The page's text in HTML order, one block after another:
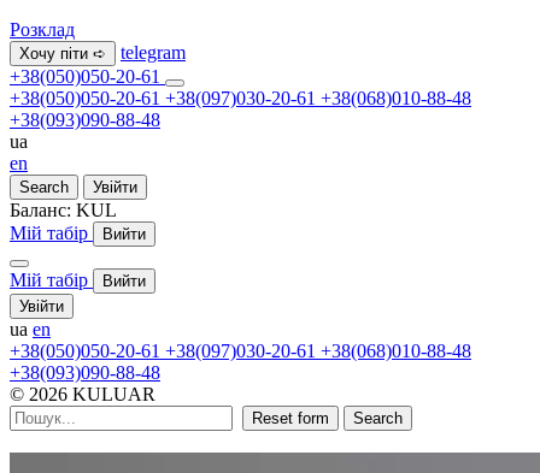
Розклад
Хочу піти ➪
telegram
+38(050)050-20-61
+38(050)050-20-61 +38(097)030-20-61 +38(068)010-88-48
+38(093)090-88-48
ua
en
Search Увійти
Баланс: KUL
Мій табір
Вийти
Мій табір
Вийти
Увійти
ua en
+38(050)050-20-61 +38(097)030-20-61 +38(068)010-88-48
+38(093)090-88-48
© 2026 KULUAR
Reset form Search